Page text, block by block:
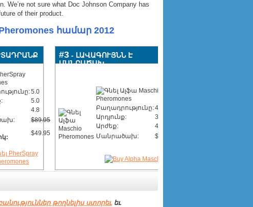
not sure what Doc Johnson Company has
of their product.
համար 2012
5.0
5.0
4.8
$89.95
$49.95
#3 - ԼԱՎԱԳՈՒՅՆՆ Է
ՄԱՆՐԱԾԱԽ
Բաղադրությունը:4.1
Արդյունք:
3.9
Արժեք:
4.1
Մանրածախ:
$55.00
թողնելիս ստորեւեւ